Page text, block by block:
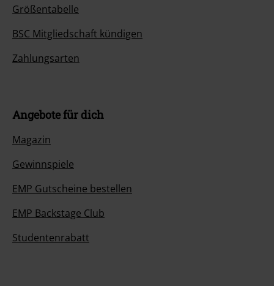
Größentabelle
BSC Mitgliedschaft kündigen
Zahlungsarten
Angebote für dich
Magazin
Gewinnspiele
EMP Gutscheine bestellen
EMP Backstage Club
Studentenrabatt